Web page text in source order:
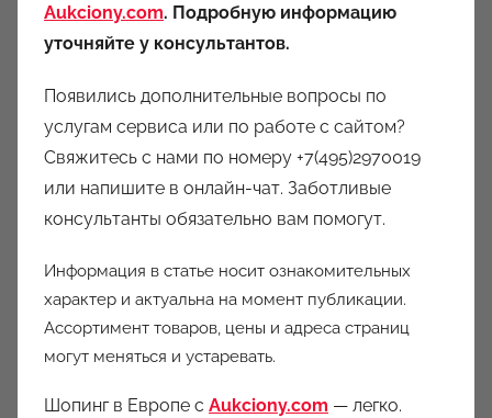
Aukciony.com. Подробную информацию
уточняйте у консультантов.
Появились дополнительные вопросы по
услугам сервиса или по работе с сайтом?
Свяжитесь с нами по номеру +7(495)2970019
или напишите в онлайн-чат. Заботливые
консультанты обязательно вам помогут.
Информация в статье носит ознакомительных
характер и актуальна на момент публикации.
Ассортимент товаров, цены и адреса страниц
могут меняться и устаревать.
Шопинг в Европе с Aukciony.com — легко.